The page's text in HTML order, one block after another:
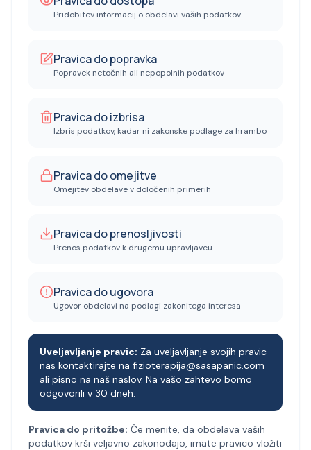
Pridobitev informacij o obdelavi vaših podatkov
Pravica do popravka
Popravek netočnih ali nepopolnih podatkov
Pravica do izbrisa
Izbris podatkov, kadar ni zakonske podlage za hrambo
Pravica do omejitve
Omejitev obdelave v določenih primerih
Pravica do prenosljivosti
Prenos podatkov k drugemu upravljavcu
Pravica do ugovora
Ugovor obdelavi na podlagi zakonitega interesa
Uveljavljanje pravic: Za uveljavljanje svojih pravic
nas kontaktirajte na fizioterapija@sasapanic.com
ali pisno na naš naslov. Na vašo zahtevo bomo
odgovorili v 30 dneh.
Pravica do pritožbe: Če menite, da obdelava vaših
podatkov krši veljavno zakonodajo, imate pravico vložiti